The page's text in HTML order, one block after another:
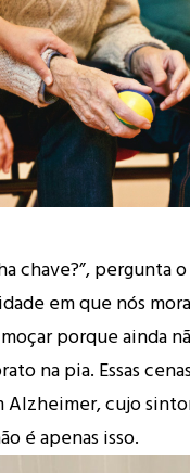
chave?”, pergunta
em que nós
porque ainda
na pia. Essas
cujo
é apenas isso.